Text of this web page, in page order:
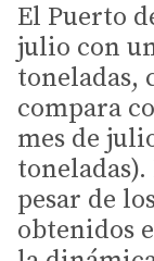
El Puerto
julio con
toneladas,
compara
mes de
pesar de
obtenidos